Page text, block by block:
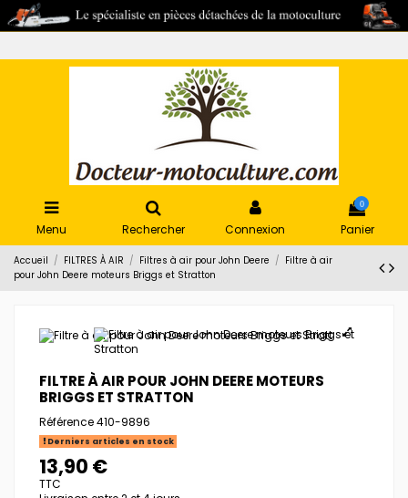
Menu Rechercher Connexion
0
Panier
Accueil FILTRES À AIR Filtres à air pour John Deere
Filtre à air
pour John Deere moteurs Briggs et Stratton
FILTRE À AIR POUR JOHN DEERE MOTEURS
BRIGGS ET STRATTON
Référence410-9896
Derniers articles en stock
13,90 €
TTC